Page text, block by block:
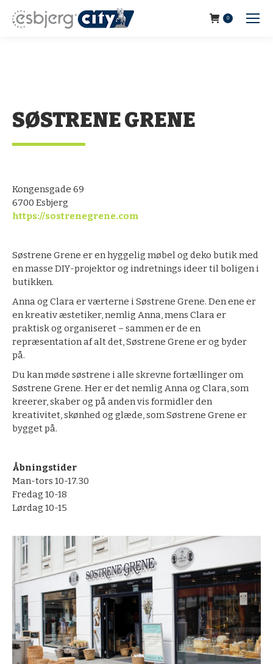
0
SØSTRENE GRENE
Kongensgade 69
6700 Esbjerg
https://sostrenegrene.com
Søstrene Grene er en hyggelig møbel og deko butik med
en masse DIY-projektor og indretnings ideer til boligen i
butikken.
Anna og Clara er værterne i Søstrene Grene. Den ene er
en kreativ æstetiker, nemlig Anna, mens Clara er
praktisk og organiseret – sammen er de en
repræsentation af alt det, Søstrene Grene er og byder
på.
Du kan møde søstrene i alle skrevne fortællinger om
Søstrene Grene. Her er det nemlig Anna og Clara, som
kreerer, skaber og på anden vis formidler den
kreativitet, skønhed og glæde, som Søstrene Grene er
bygget på.
Åbningstider
Man-tors 10-17.30
Fredag 10-18
Lørdag 10-15